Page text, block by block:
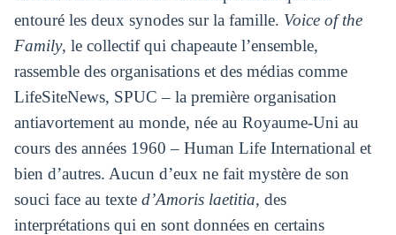
entouré les deux synodes sur la famille. Voice of the
Family, le collectif qui chapeaute l’ensemble,
rassemble des organisations et des médias comme
LifeSiteNews, SPUC – la première organisation
antiavortement au monde, née au Royaume-Uni au
cours des années 1960 – Human Life International et
bien d’autres. Aucun d’eux ne fait mystère de son
souci face au texte d’Amoris laetitia, des
interprétations qui en sont données en certains